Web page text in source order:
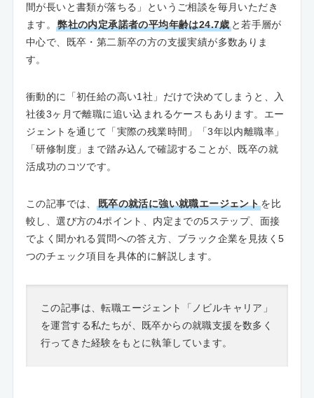
間が長いと書類が落ちる」というご相談を毎月いただき
ます。弊社の内定承諾者の平均年齢は24.7歳と若手層が
中心で、既卒・第二新卒の方の支援実績が多数ありま
す。
衝動的に「初任給の高い1社」だけで決めてしまうと、入
社後3ヶ月で離職に追い込まれるケースもあります。エー
ジェントを通じて「実際の残業時間」「3年以内離職率」
「研修制度」まで踏み込んで確認することが、既卒の就
活成功のコツです。
この記事では、 既卒の就活に強い就職エージェントを比
較し、選び方の4ポイント、内定までの5ステップ、面接
でよく聞かれる質問への答え方、ブラック企業を見抜く5
つのチェック項目を具体的に解説します。
この記事は、転職エージェント「ノビルキャリア」
を運営する私たちが、既卒からの就職支援を数多く
行ってきた経験をもとに執筆しています。